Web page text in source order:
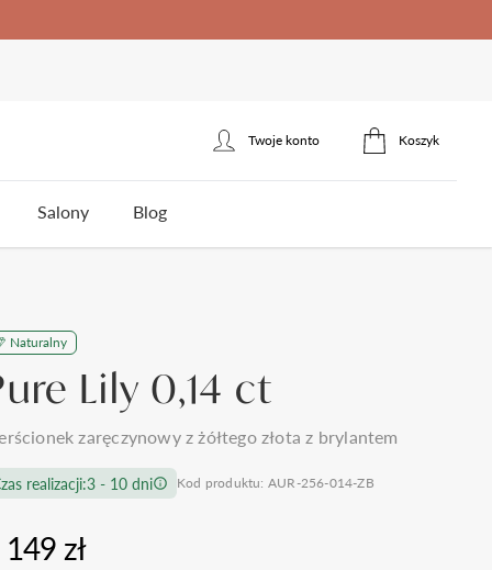
Twoje konto Koszyk
jednokamieniowe
trójkamieniowe
organiczny
do 2000zł
do 5000zł
>
klasyczne
nowoczesne
nietypowe
zaręczynowy
Kontakt
Salony Blog
wesela i ślubu Polecane produkty
Naturalny
Lily 0,14 ct
zaręczynowy z żółtego złota z brylantem
realizacji:3 - 10 dni Kod produktu: AUR-256-014-ZB
zł